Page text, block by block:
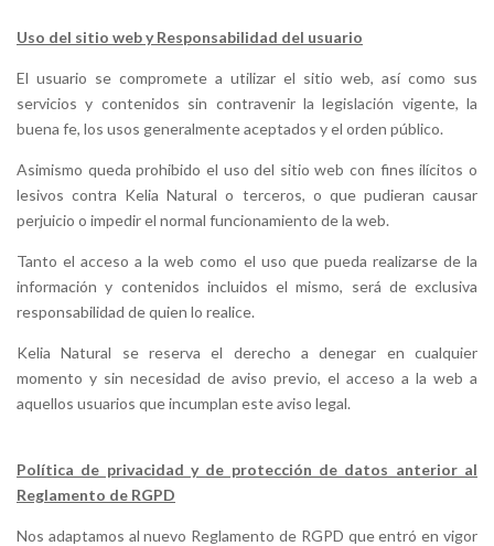
Uso del sitio web y Responsabilidad del usuario
El usuario se compromete a utilizar el sitio web, así como sus
servicios y contenidos sin contravenir la legislación vigente, la
buena fe, los usos generalmente aceptados y el orden público.
Asimismo queda prohibido el uso del sitio web con fines ilícitos o
lesivos contra Kelia Natural o terceros, o que pudieran causar
perjuicio o impedir el normal funcionamiento de la web.
Tanto el acceso a la web como el uso que pueda realizarse de la
información y contenidos incluidos el mismo, será de exclusiva
responsabilidad de quien lo realice.
Kelia Natural se reserva el derecho a denegar en cualquier
momento y sin necesidad de aviso previo, el acceso a la web a
aquellos usuarios que incumplan este aviso legal.
Política de privacidad y de protección de datos anterior al
Reglamento de RGPD
Nos adaptamos al nuevo Reglamento de RGPD que entró en vigor